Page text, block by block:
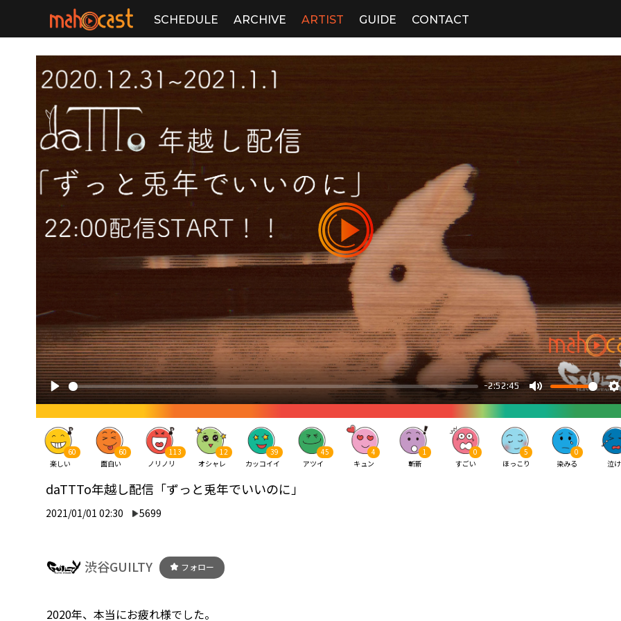
SCHEDULE ARCHIVE ARTIST GUIDE CONTACT
60
楽しい
60
面白い
113
ノリノリ
12
オシャレ
39
カッコイイ
45
アツイ
4
キュン
1
斬新
0
すごい
5
ほっこり
0
染みる
泣
daTTTo年越し配信「ずっと兎年でいいのに」
2021/01/01 02:30 5699
渋谷GUILTY フォロー
2020年、本当にお疲れ様でした。